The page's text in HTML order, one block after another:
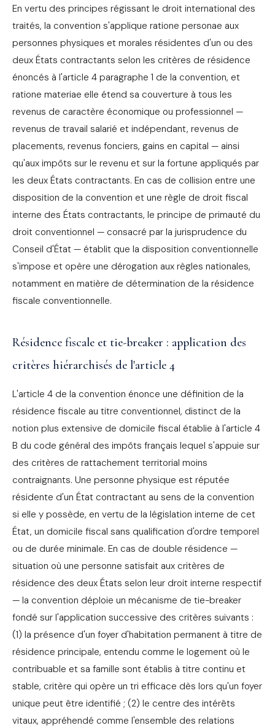
En vertu des principes régissant le droit international des
traités, la convention s'applique ratione personae aux
personnes physiques et morales résidentes d'un ou des
deux États contractants selon les critères de résidence
énoncés à l'article 4 paragraphe 1 de la convention, et
ratione materiae elle étend sa couverture à tous les
revenus de caractère économique ou professionnel —
revenus de travail salarié et indépendant, revenus de
placements, revenus fonciers, gains en capital — ainsi
qu'aux impôts sur le revenu et sur la fortune appliqués par
les deux États contractants. En cas de collision entre une
disposition de la convention et une règle de droit fiscal
interne des États contractants, le principe de primauté du
droit conventionnel — consacré par la jurisprudence du
Conseil d'État — établit que la disposition conventionnelle
s'impose et opère une dérogation aux règles nationales,
notamment en matière de détermination de la résidence
fiscale conventionnelle.
Résidence fiscale et tie-breaker : application des
critères hiérarchisés de l'article 4
L'article 4 de la convention énonce une définition de la
résidence fiscale au titre conventionnel, distinct de la
notion plus extensive de domicile fiscal établie à l'article 4
B du code général des impôts français lequel s'appuie sur
des critères de rattachement territorial moins
contraignants. Une personne physique est réputée
résidente d'un État contractant au sens de la convention
si elle y possède, en vertu de la législation interne de cet
État, un domicile fiscal sans qualification d'ordre temporel
ou de durée minimale. En cas de double résidence —
situation où une personne satisfait aux critères de
résidence des deux États selon leur droit interne respectif
— la convention déploie un mécanisme de tie-breaker
fondé sur l'application successive des critères suivants :
(1) la présence d'un foyer d'habitation permanent à titre de
résidence principale, entendu comme le logement où le
contribuable et sa famille sont établis à titre continu et
stable, critère qui opère un tri efficace dès lors qu'un foyer
unique peut être identifié ; (2) le centre des intérêts
vitaux, appréhendé comme l'ensemble des relations